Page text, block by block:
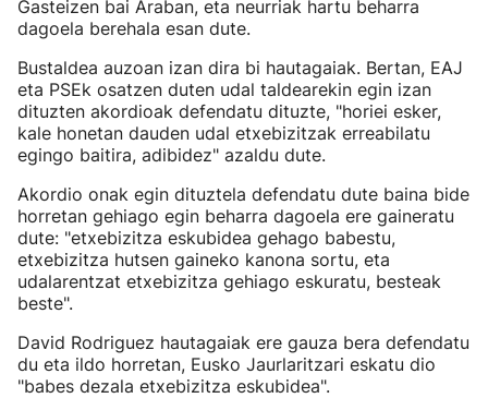
Gasteizen bai Araban, eta neurriak hartu beharra
dagoela berehala esan dute.
Bustaldea auzoan izan dira bi hautagaiak. Bertan, EAJ
eta PSEk osatzen duten udal taldearekin egin izan
dituzten akordioak defendatu dituzte, "horiei esker,
kale honetan dauden udal etxebizitzak erreabilatu
egingo baitira, adibidez" azaldu dute.
Akordio onak egin dituztela defendatu dute baina bide
horretan gehiago egin beharra dagoela ere gaineratu
dute: "etxebizitza eskubidea gehago babestu,
etxebizitza hutsen gaineko kanona sortu, eta
udalarentzat etxebizitza gehiago eskuratu, besteak
beste".
David Rodriguez hautagaiak ere gauza bera defendatu
du eta ildo horretan, Eusko Jaurlaritzari eskatu dio
"babes dezala etxebizitza eskubidea".